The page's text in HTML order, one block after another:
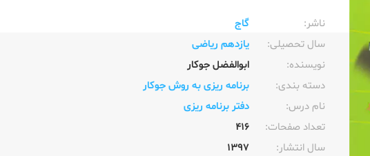
ناشر:‌
گاج
سال تحصیلی:‌
یازدهم ریاضی
نویسنده:‌
ابوالفضل جوکار
دسته بندی:
برنامه ریزی به روش جوکار
نام درس:
دفتر برنامه ریزی
تعداد صفحات:‌
416
سال انتشار:‌
1397